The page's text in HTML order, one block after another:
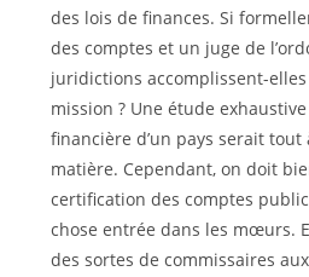
des lois de finances. Si
des comptes et un juge de
juridictions accomplissent-
mission ? Une étude
financière d’un pays serait
matière. Cependant, on doit
certification des comptes
chose entrée dans les mœurs.
des sortes de commissaires